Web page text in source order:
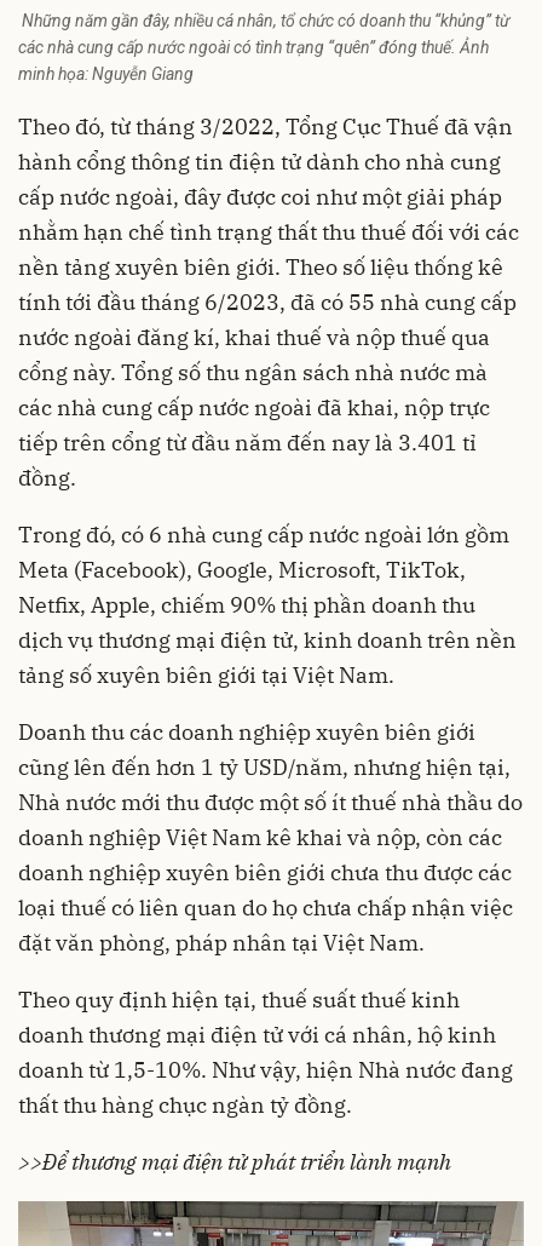
Những năm gần đây, nhiều cá nhân, tổ chức có doanh thu “khủng” từ
các nhà cung cấp nước ngoài có tình trạng “quên” đóng thuế. Ảnh
minh họa: Nguyễn Giang
Theo đó, từ tháng 3/2022, Tổng Cục Thuế đã vận
hành cổng thông tin điện tử dành cho nhà cung
cấp nước ngoài, đây được coi như một giải pháp
nhằm hạn chế tình trạng thất thu thuế đối với các
nền tảng xuyên biên giới. Theo số liệu thống kê
tính tới đầu tháng 6/2023, đã có 55 nhà cung cấp
nước ngoài đăng kí, khai thuế và nộp thuế qua
cổng này. Tổng số thu ngân sách nhà nước mà
các nhà cung cấp nước ngoài đã khai, nộp trực
tiếp trên cổng từ đầu năm đến nay là 3.401 tỉ
đồng.
Trong đó, có 6 nhà cung cấp nước ngoài lớn gồm
Meta (Facebook), Google, Microsoft, TikTok,
Netfix, Apple, chiếm 90% thị phần doanh thu
dịch vụ thương mại điện tử, kinh doanh trên nền
tảng số xuyên biên giới tại Việt Nam.
Doanh thu các doanh nghiệp xuyên biên giới
cũng lên đến hơn 1 tỷ USD/năm, nhưng hiện tại,
Nhà nước mới thu được một số ít thuế nhà thầu do
doanh nghiệp Việt Nam kê khai và nộp, còn các
doanh nghiệp xuyên biên giới chưa thu được các
loại thuế có liên quan do họ chưa chấp nhận việc
đặt văn phòng, pháp nhân tại Việt Nam.
Theo quy định hiện tại, thuế suất thuế kinh
doanh thương mại điện tử với cá nhân, hộ kinh
doanh từ 1,5-10%. Như vậy, hiện Nhà nước đang
thất thu hàng chục ngàn tỷ đồng.
>>Để thương mại điện tử phát triển lành mạnh